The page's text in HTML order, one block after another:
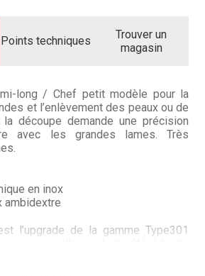
Points techniques
Trouver un
magasin
long / Chef petit modèle pour la
et l’enlèvement des peaux ou de
découpe demande une précision
avec les grandes lames. Très
en inox
ambidextre
l’upgrade de la gamme Type301